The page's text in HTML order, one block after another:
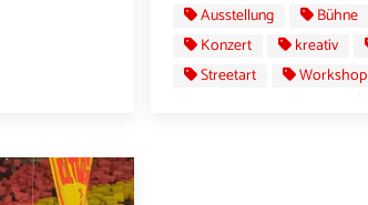
Ausstellung
Bühne
Konzert
kreativ
Streetart
Workshop